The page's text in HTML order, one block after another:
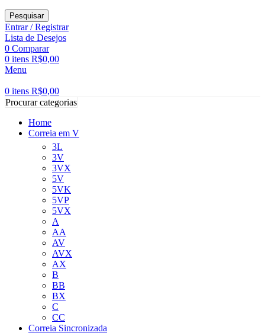
Pesquisar
Entrar / Registrar
Lista de Desejos
0 Comparar
0 itens R$0,00
Menu
0 itens R$0,00
Procurar categorias
Home
Correia em V
3L
3V
3VX
5V
5VK
5VP
5VX
A
AA
AV
AVX
AX
B
BB
BX
C
CC
Correia Sincronizada